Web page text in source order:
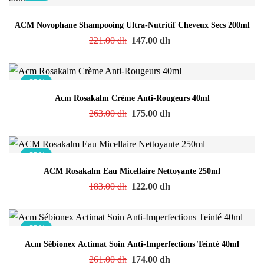
ACM Novophane Shampooing Ultra-Nutritif Cheveux Secs 200ml
221.00dh 147.00 dh
-33%
Acm Rosakalm Crème Anti-Rougeurs 40ml
263.00dh 175.00 dh
-33%
ACM Rosakalm Eau Micellaire Nettoyante 250ml
183.00dh 122.00 dh
-33%
Acm Sébionex Actimat Soin Anti-Imperfections Teinté 40ml
261.00dh 174.00 dh